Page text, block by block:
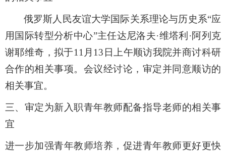
俄罗斯人民友谊大学国际关系理论与历史系“应
用国际转型分析中心”主任达尼洛夫·维塔利·阿列克
谢耶维奇，拟于11月13日上午顺访我院并商讨科研
合作的相关事项。会议经讨论，审定并同意顺访的
相关事宜。
三、 审定为新入职青年教师配备指导老师的相关事
宜
进一步加强青年教师培养，促进青年教师更好更快